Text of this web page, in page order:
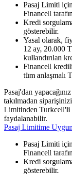
Pasaj Limiti
Financell
Kredi
gösterebilir.
Yasal olarak,
12 ay, 20.000
kullandırılan
Financell
tüm anlaşmalı
Pasaj'dan
takılmadan
Limitinden Turkcell'li
faydalanabilir.
Pasaj Limitime
Pasaj Limiti
Financell
Kredi
gösterebilir.